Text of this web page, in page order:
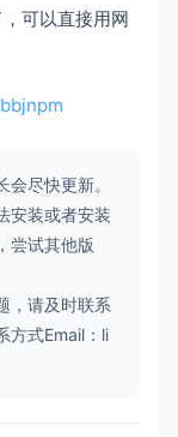
可以直接用网
尽快更新。
安装或者安装
尝试其他版
，请及时联系
方式Email：li